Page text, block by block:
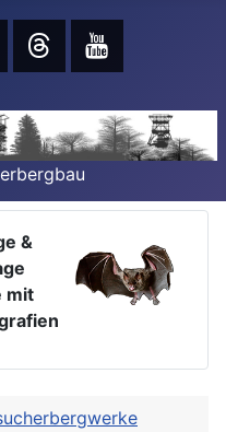
&
mit